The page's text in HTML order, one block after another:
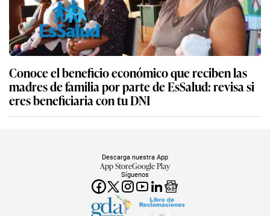
Conoce el beneficio económico que reciben las
madres de familia por parte de EsSalud: revisa si
eres beneficiaria con tu DNI
Síguenos
Descarga nuestra App
App StoreGoogle Play